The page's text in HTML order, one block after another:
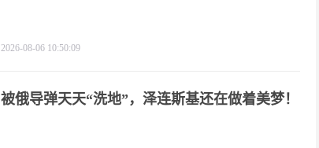
2026-08-06 10:50:09
被俄导弹天天“洗地”，泽连斯基还在做着美梦！